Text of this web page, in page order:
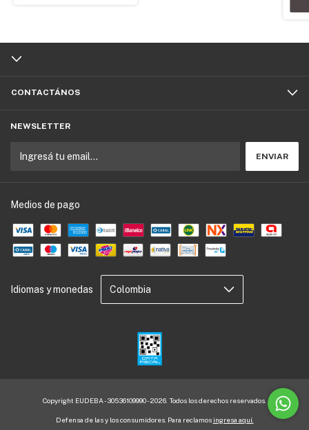
CONTACTÁNOS
NEWSLETTER
Medios de pago
Idiomas y monedas
Copyright EUDEBA - 30536109990 - 2026. Todos los derechos reservados.
Defensa de las y los consumidores. Para reclamos ingresa aquí.